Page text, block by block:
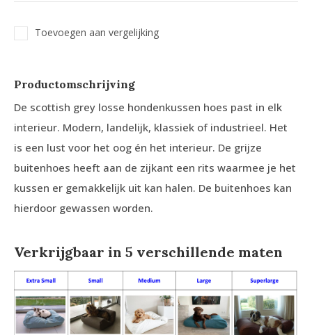
Toevoegen aan vergelijking
Productomschrijving
De scottish grey losse hondenkussen hoes past in elk
interieur. Modern, landelijk, klassiek of industrieel. Het
is een lust voor het oog én het interieur. De grijze
buitenhoes heeft aan de zijkant een rits waarmee je het
kussen er gemakkelijk uit kan halen. De buitenhoes kan
hierdoor gewassen worden.
Verkrijgbaar in 5 verschillende maten